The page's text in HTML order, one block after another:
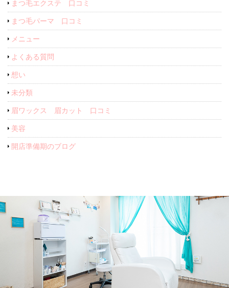
まつ毛エクステ 口コミ
まつ毛パーマ 口コミ
メニュー
よくある質問
想い
未分類
眉ワックス 眉カット 口コミ
美容
開店準備期のブログ